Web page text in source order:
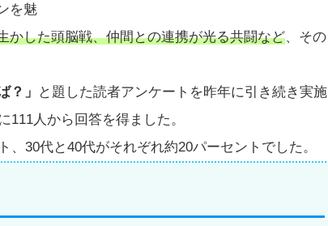
を魅
かした頭脳戦、仲間との連携が光る共闘など、その
？」
と題した読者アンケートを昨年に引き続き実施
111人から回答を得ました。
30代と40代がそれぞれ約20パーセントでした。